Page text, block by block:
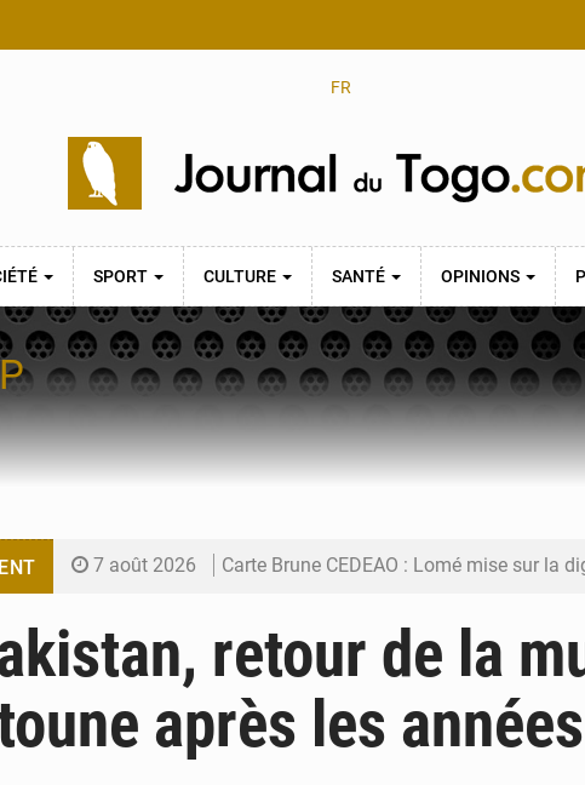
FR
SPORT CULTURE SANTÉ OPINIONS
7 août 2026 Carte Brune CEDEAO : Lomé mise sur la
5 août 2026 Budget vert 2027 : Le ministère de l’Économie
5 août 2026 Travail domestique non rémunéré : à Saly,
retour de la
après les